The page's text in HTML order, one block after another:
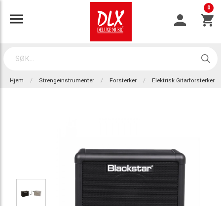
0
Hjem Strengeinstrumenter Forsterker Elektrisk Gitarforsterker